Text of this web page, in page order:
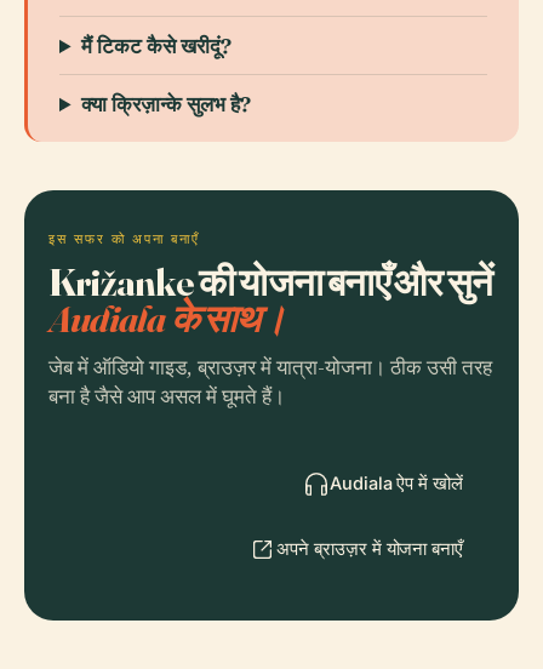
मैं टिकट कैसे खरीदूं?
क्या क्रिज़ान्के सुलभ है?
इस सफर को अपना बनाएँ
Križanke की योजना बनाएँ और सुनें
Audiala के साथ।
जेब में ऑडियो गाइड, ब्राउज़र में यात्रा-योजना। ठीक उसी तरह
बना है जैसे आप असल में घूमते हैं।
Audiala ऐप में खोलें
अपने ब्राउज़र में योजना बनाएँ